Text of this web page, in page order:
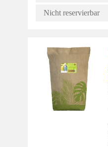
Nicht reservierbar